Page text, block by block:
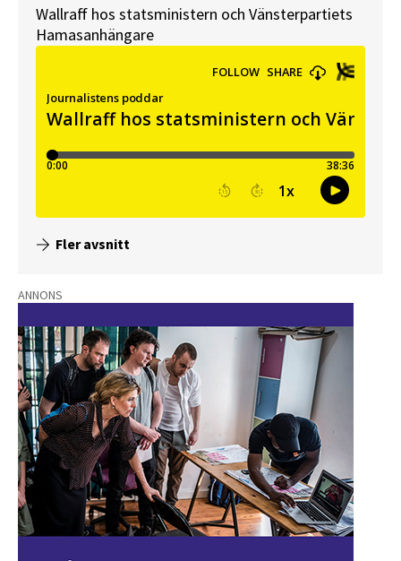
Wallraff hos statsministern och Vänsterpartiets
Hamasanhängare
Fler avsnitt
ANNONS